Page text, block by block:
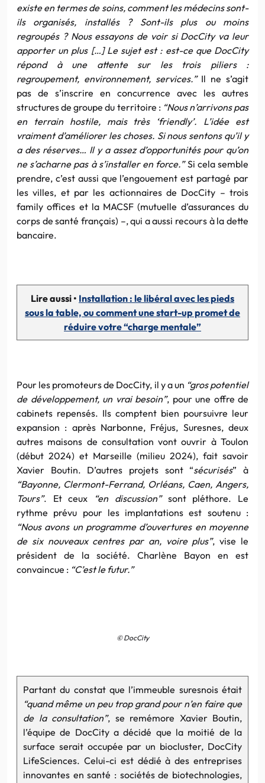
existe en termes de soins, comment les médecins sont-
ils organisés, installés ? Sont-ils plus ou moins
regroupés ? Nous essayons de voir si DocCity va leur
apporter un plus […] Le sujet est : est-ce que DocCity
répond à une attente sur les trois piliers :
regroupement, environnement, services.”Il ne s’agit
pas de s’inscrire en concurrence avec les autres
structures de groupe du territoire : “Nous n’arrivons pas
en terrain hostile, mais très ‘friendly’. L’idée est
vraiment d’améliorer les choses. Si nous sentons qu’il y
a des réserves… Il y a assez d’opportunités pour qu’on
ne s’acharne pas à s’installer en force.”Si cela semble
prendre, c’est aussi que l’engouement est partagé par
les villes, et par les actionnaires de DocCity – trois
family offices et la MACSF (mutuelle d’assurances du
corps de santé français) –, qui a aussi recours à la dette
bancaire.
Lire aussi • Installation : le libéral avec les pieds
sous la table, ou comment une start-up promet de
réduire votre “charge mentale”
Pour les promoteurs de DocCity, il y a un “gros potentiel
de développement, un vrai besoin”, pour une offre de
cabinets repensés. Ils comptent bien poursuivre leur
expansion : après Narbonne, Fréjus, Suresnes, deux
autres maisons de consultation vont ouvrir à Toulon
(début 2024) et Marseille (milieu 2024), fait savoir
Xavier Boutin. D’autres projets sont “sécurisés” à
“Bayonne, Clermont-Ferrand, Orléans, Caen, Angers,
Tours”. Et ceux “en discussion” sont pléthore. Le
rythme prévu pour les implantations est soutenu :
“Nous avons un programme d’ouvertures en moyenne
de six nouveaux centres par an, voire plus”, vise le
président de la société. Charlène Bayon en est
convaincue : “C’est le futur.”
© DocCity
Partant du constat que l’immeuble suresnois était
“quand même un peu trop grand pour n’en faire que
de la consultation”, se remémore Xavier Boutin,
l’équipe de DocCity a décidé que la moitié de la
surface serait occupée par un biocluster, DocCity
LifeSciences. Celui-ci est dédié à des entreprises
innovantes en santé : sociétés de biotechnologies,